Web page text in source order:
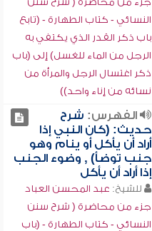
النسائي - كتاب الطهارة - (تابع
باب ذكر القدر الذي يكتفي به
الرجل من الماء للغسل) إلى (باب
ذكر اغتسال الرجل والمرأة من
نسائه من إناء واحد))
الفهرس: شرح
حديث: (كان النبي إذا
أراد أن يأكل أو ينام وهو
جنب توضأ) , وضوء الجنب
إذا أراد أن يأكل
للشيخ: عبد المحسن العباد
جزء من محاضرة ( شرح سنن
النسائي - كتاب الطهارة - (باب